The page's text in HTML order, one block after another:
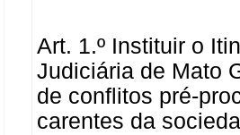
Art. 1.º Instituir o
Judiciária de Mato
de conflitos pré-
carentes da